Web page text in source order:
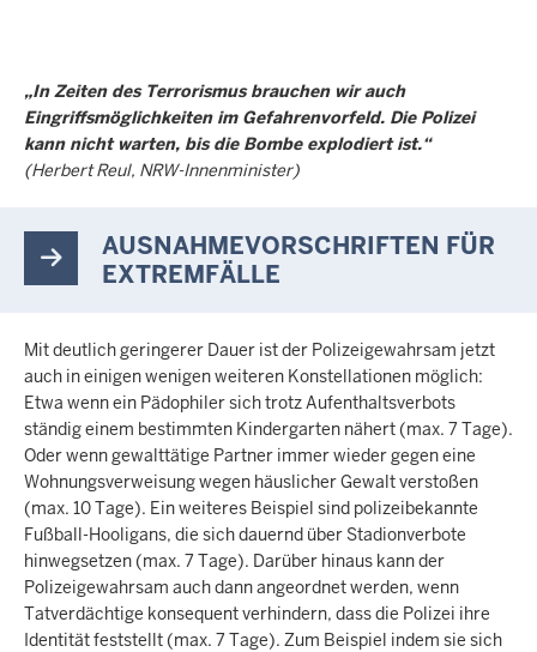
„In Zeiten des Terrorismus brauchen wir auch
Eingriffsmöglichkeiten im Gefahrenvorfeld. Die Polizei
kann nicht warten, bis die Bombe explodiert ist.“
(Herbert Reul, NRW-Innenminister)
AUSNAHMEVORSCHRIFTEN FÜR
EXTREMFÄLLE
Mit deutlich geringerer Dauer ist der Polizeigewahrsam jetzt
auch in einigen wenigen weiteren Konstellationen möglich:
Etwa wenn ein Pädophiler sich trotz Aufenthaltsverbots
ständig einem bestimmten Kindergarten nähert (max. 7 Tage).
Oder wenn gewalttätige Partner immer wieder gegen eine
Wohnungsverweisung wegen häuslicher Gewalt verstoßen
(max. 10 Tage). Ein weiteres Beispiel sind polizeibekannte
Fußball-Hooligans, die sich dauernd über Stadionverbote
hinwegsetzen (max. 7 Tage). Darüber hinaus kann der
Polizeigewahrsam auch dann angeordnet werden, wenn
Tatverdächtige konsequent verhindern, dass die Polizei ihre
Identität feststellt (max. 7 Tage). Zum Beispiel indem sie sich